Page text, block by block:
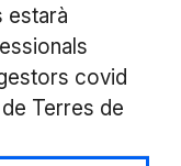
estarà
covid
Terres de